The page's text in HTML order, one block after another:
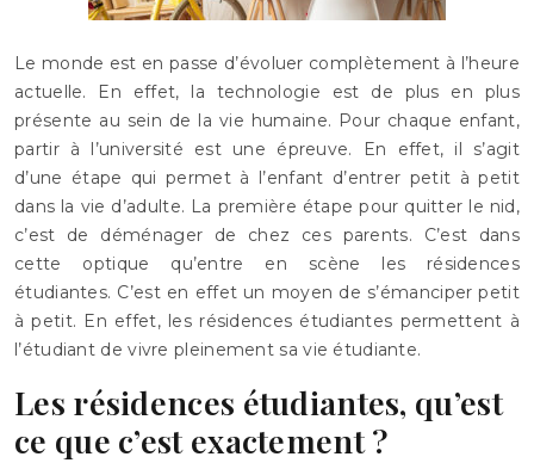
Le monde est en passe d’évoluer complètement à l’heure
actuelle. En effet, la technologie est de plus en plus
présente au sein de la vie humaine. Pour chaque enfant,
partir à l’université est une épreuve. En effet, il s’agit
d’une étape qui permet à l’enfant d’entrer petit à petit
dans la vie d’adulte. La première étape pour quitter le nid,
c’est de déménager de chez ces parents. C’est dans
cette optique qu’entre en scène les résidences
étudiantes. C’est en effet un moyen de s’émanciper petit
à petit. En effet, les résidences étudiantes permettent à
l’étudiant de vivre pleinement sa vie étudiante.
Les résidences étudiantes, qu’est
ce que c’est exactement ?